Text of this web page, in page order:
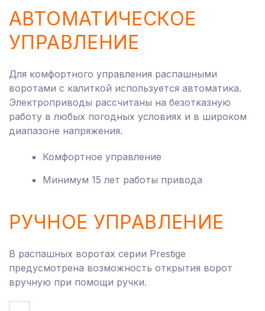
АВТОМАТИЧЕСКОЕ
УПРАВЛЕНИЕ
Для комфортного управления распашными
воротами с калиткой используется автоматика.
Электроприводы рассчитаны на безотказную
работу в любых погодных условиях и в широком
диапазоне напряжения.
Комфортное управление
Минимум 15 лет работы привода
РУЧНОЕ УПРАВЛЕНИЕ
В распашных воротах серии Prestige
предусмотрена возможность открытия ворот
вручную при помощи ручки.